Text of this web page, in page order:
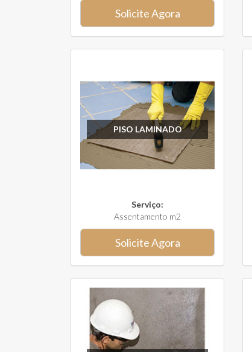
Solicite Agora
PISO LAMINADO
Serviço:
Assentamento m2
Solicite Agora